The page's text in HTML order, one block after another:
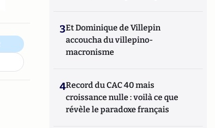
3Et Dominique de Villepin
accoucha du villepino-
macronisme
4Record du CAC 40 mais
croissance nulle : voilà ce que
révèle le paradoxe français